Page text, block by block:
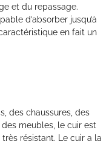
et du repassage.
d’absorber jusqu’à
en fait un
des chaussures, des
meubles, le cuir est
résistant. Le cuir a la